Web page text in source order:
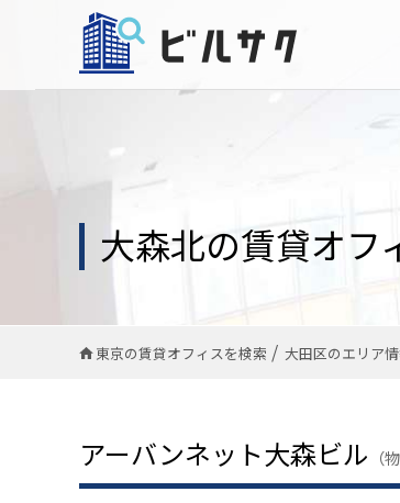
大森北の賃貸オフ
東京の賃貸オフィスを検索 大田区のエリア
アーバンネット大森ビル （